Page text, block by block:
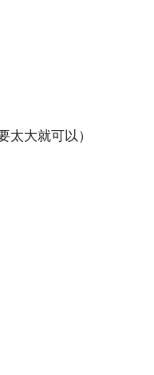
太大就可以）